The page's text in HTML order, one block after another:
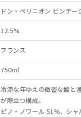
ドン・ペリニオン ビンテー
12.5%
フランス
750ml
冷涼な年ゆえの緻密な酸と
が際立つ構成。
ピノ・ノワール 51%、シ